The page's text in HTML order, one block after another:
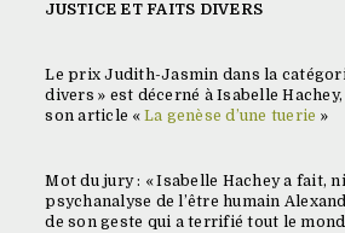
JUSTICE ET FAITS DIVERS
Le prix Judith-Jasmin dans la
divers » est décerné à Isabelle Hachey,
son article « La genèse d’une tuerie »
Mot du jury : « Isabelle Hachey a fait,
psychanalyse de l’être humain
de son geste qui a terrifié tout le